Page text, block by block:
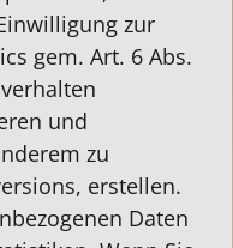
zur
gem. Art. 6 Abs.
und
zu
erstellen.
Daten